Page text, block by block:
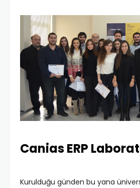
Canias ERP
Kurulduğu günden bu yana